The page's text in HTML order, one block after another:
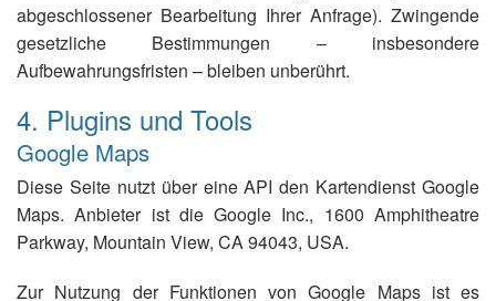
abgeschlossener Bearbeitung Ihrer Anfrage). Zwingende
gesetzliche Bestimmungen – insbesondere
Aufbewahrungsfristen – bleiben unberührt.
4. Plugins und Tools
Google Maps
Diese Seite nutzt über eine API den Kartendienst Google
Maps. Anbieter ist die Google Inc., 1600 Amphitheatre
Parkway, Mountain View, CA 94043, USA.
Zur Nutzung der Funktionen von Google Maps ist es